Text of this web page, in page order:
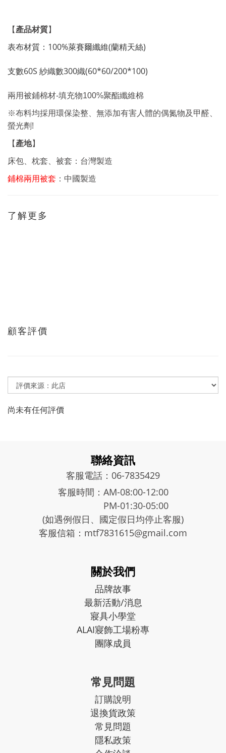
【 產品材質】
表布材質：100%萊賽爾纖維(蘭精天絲)
支數60S 紗織數300織(60*60/200*100)
兩用被鋪棉材-填充物100%聚酯纖維棉
※布料均採用環保染整、無添加有害人體的偶氮物及甲醛、
螢光劑 !
【 產地】
床包、枕套、被套：台灣製造
鋪棉兩用被套 ：中國製造
了解更多
顧客評價
尚未有任何評價
聯絡資訊
客服電話：06-7835429
客服時間：AM-08:00-12:00
PM-01:30-05:00
(如遇例假日、國定假日均停止客服)
客服信箱：mtf7831615@gmail.com
關於我們
品牌故事
最新活動/消息
寢具小學堂
ALAI寢飾工場粉專
團隊成員
常見問題
訂購說明
退換貨政策
常見問題
隱私政策